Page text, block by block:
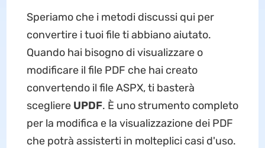
Speriamo che i metodi discussi qui per
convertire i tuoi file ti abbiano aiutato.
Quando hai bisogno di visualizzare o
modificare il file PDF che hai creato
convertendo il file ASPX, ti basterà
scegliere UPDF. È uno strumento completo
per la modifica e la visualizzazione dei PDF
che potrà assisterti in molteplici casi d'uso.